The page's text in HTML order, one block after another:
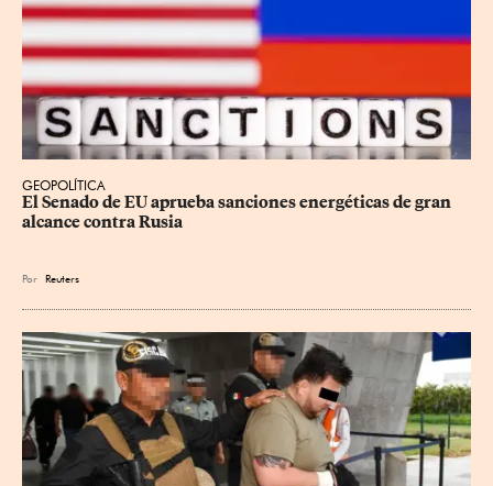
GEOPOLÍTICA
El Senado de EU aprueba sanciones energéticas de gran
alcance contra Rusia
Por Reuters